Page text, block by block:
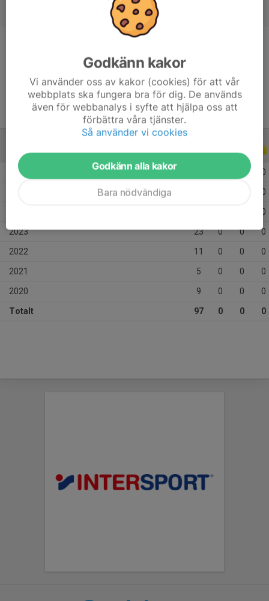
13 år
ALLA SERIER ALLA ÅR
2026 0
0
0
2023 23 0 0 0
2022 11 0 0 0
2021 5 0 0 0
2020 9 0 0 0
Totalt 97 0 0 0
Godkänn kakor
Vi använder oss av kakor (cookies) för att vår
webbplats ska fungera bra för dig. De används
även för webbanalys i syfte att hjälpa oss att
förbättra våra tjänster.
Så använder vi cookies
Godkänn alla kakor
Bara nödvändiga